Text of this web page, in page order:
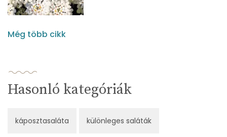
Még több cikk
Hasonló kategóriák
káposztasaláta különleges saláták